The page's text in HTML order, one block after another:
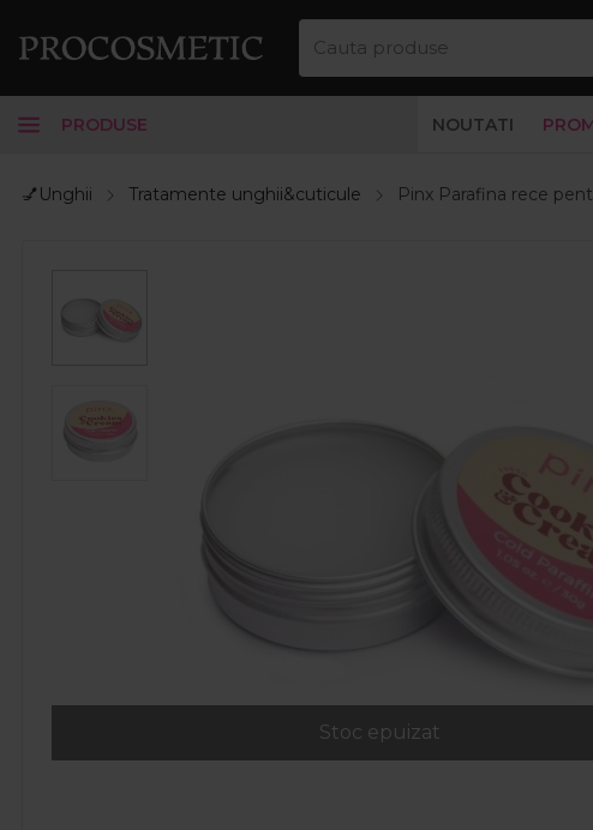
PRODUSE NOUTATI
💅Unghii Tratamente unghii&cuticule Pinx Parafina rece
Stoc epuizat